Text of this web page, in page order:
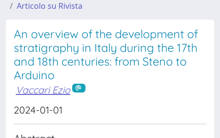
Articolo su Rivista
An overview of the development of
stratigraphy in Italy during the 17th
and 18th centuries: from Steno to
Arduino
Vaccari Ezio
2024-01-01